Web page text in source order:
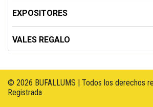
EXPOSITORES
VALES REGALO
© 2026 BUFALLUMS | Todos los derechos
Registrada